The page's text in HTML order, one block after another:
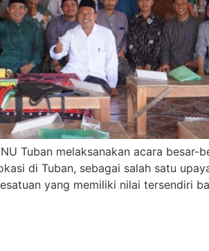
Tuban melaksanakan acara besar-
di Tuban, sebagai salah satu
yang memiliki nilai tersendiri